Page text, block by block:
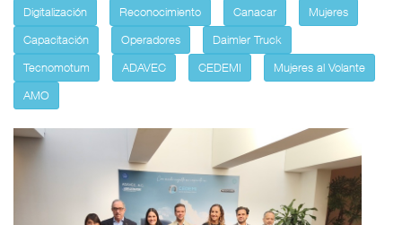
Digitalización
Reconocimiento Canacar
Mujeres
Capacitación
Operadores
Daimler Truck
Tecnomotum
ADAVEC CEDEMI
Mujeres al Volante
AMO